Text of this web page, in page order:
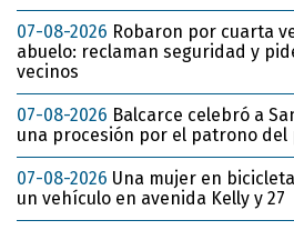
07-08-2026 Robaron por cuarta
abuelo: reclaman seguridad y
vecinos
07-08-2026 Balcarce celebró a
una procesión por el patrono del
07-08-2026 Una mujer en
un vehículo en avenida Kelly y 27